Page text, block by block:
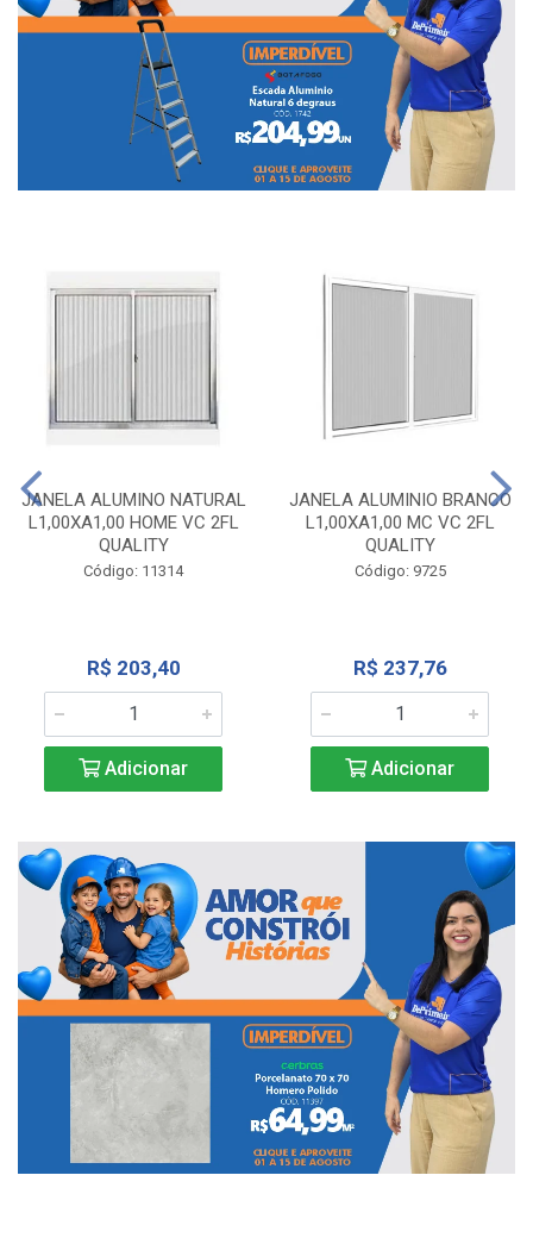
JANELA ALUMINO NATURAL
L1,00XA1,00 HOME VC 2FL
QUALITY
Código: 11314
R$ 203,40
Adicionar
JANELA ALUMINIO BRANCO
L1,00XA1,00 MC VC 2FL
QUALITY
Código: 9725
R$ 237,76
Adicionar